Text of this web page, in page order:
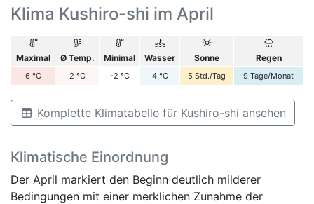
Klima Kushiro-shi im April
Maximal Ø Temp. Minimal Wasser Sonne Regen
6 °C 2 °C -2 °C 4 °C 5 Std./Tag 9 Tage/Monat
Komplette Klimatabelle für Kushiro-shi ansehen
Klimatische Einordnung
Der April markiert den Beginn deutlich milderer
Bedingungen mit einer merklichen Zunahme der